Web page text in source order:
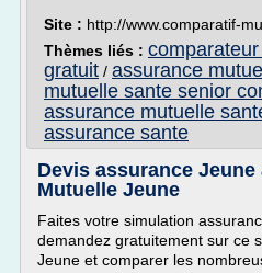
Site : http://www.comparatif-
Thèmes liés :
gratuit / assurance
mutuelle sante senior
assurance mutuelle
assurance sante
Devis assurance
Mutuelle Jeune
Faites votre simulation
demandez gratuitement sur ce
Jeune et comparer les